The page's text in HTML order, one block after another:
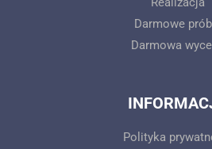
Darmowe
Darmowa
Polityka